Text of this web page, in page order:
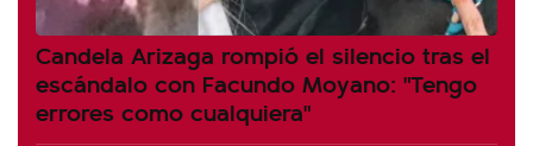
Candela Arizaga rompió el silencio tras el
escándalo con Facundo Moyano: "Tengo
errores como cualquiera"